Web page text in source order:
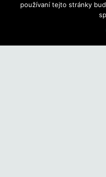
používaní tejto stránky